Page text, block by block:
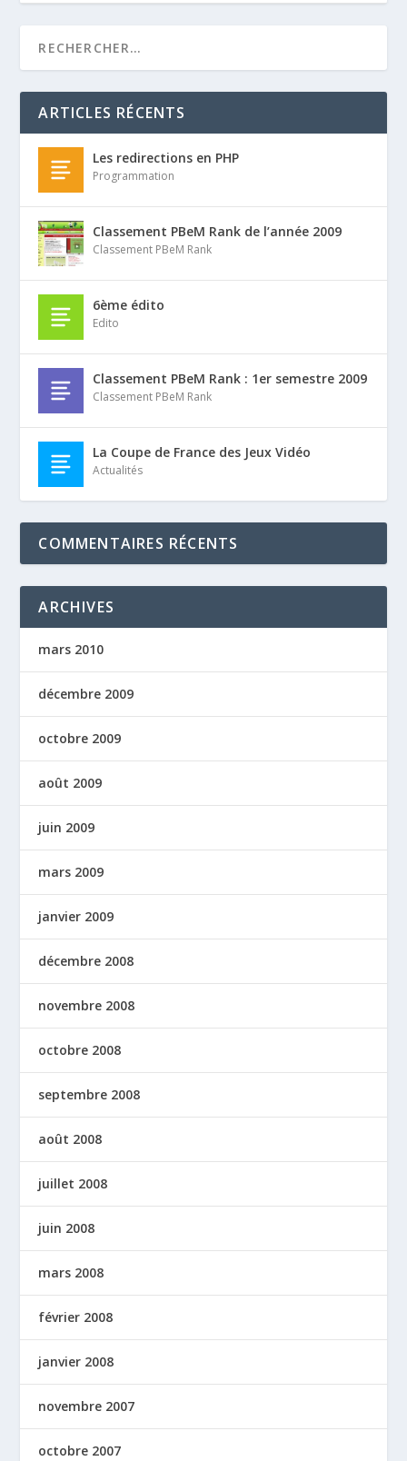
ARTICLES RÉCENTS
Les redirections en PHP
Programmation
Classement PBeM Rank de l’année 2009
Classement PBeM Rank
6ème édito
Edito
Classement PBeM Rank : 1er semestre 2009
Classement PBeM Rank
La Coupe de France des Jeux Vidéo
Actualités
COMMENTAIRES RÉCENTS
ARCHIVES
mars 2010
décembre 2009
octobre 2009
août 2009
juin 2009
mars 2009
janvier 2009
décembre 2008
novembre 2008
octobre 2008
septembre 2008
août 2008
juillet 2008
juin 2008
mars 2008
février 2008
janvier 2008
novembre 2007
octobre 2007